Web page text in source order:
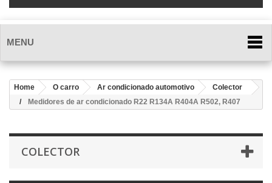
MENU
Home O carro Ar condicionado automotivo
Colector
Medidores de ar condicionado R22 R134A R404A R502, R407
COLECTOR